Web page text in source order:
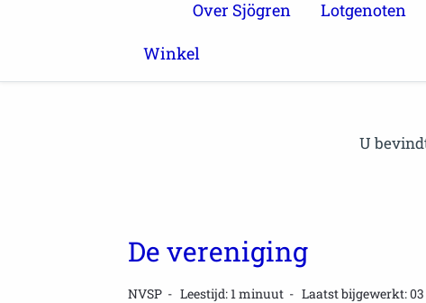
Over Sjögren Lotgenoten
Winkel
U
De vereniging
NVSP Leestijd: 1 minuut Laatst bijgewerkt: